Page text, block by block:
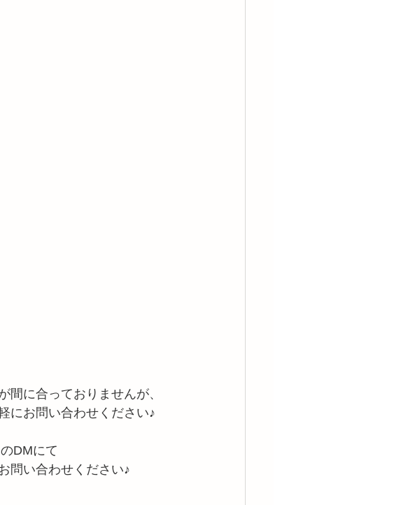
に合っておりませんが、
にお問い合わせください♪
DMにて
さい♪